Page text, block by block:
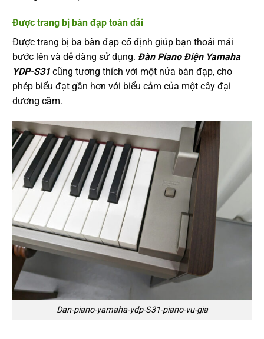
Được trang bị bàn đạp toàn dải
Được trang bị ba bàn đạp cố định giúp bạn thoải mái
bước lên và dễ dàng sử dụng. Đàn Piano Điện Yamaha
YDP-S31cũng tương thích với một nửa bàn đạp, cho
phép biểu đạt gần hơn với biểu cảm của một cây đại
dương cầm.
Dan-piano-yamaha-ydp-S31-piano-vu-gia